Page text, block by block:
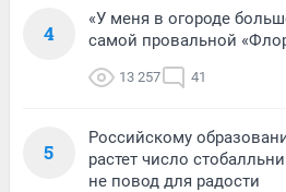
4
«У меня в огороде
самой провальной
13 257 41
5
Российскому
растет число
не повод для радости